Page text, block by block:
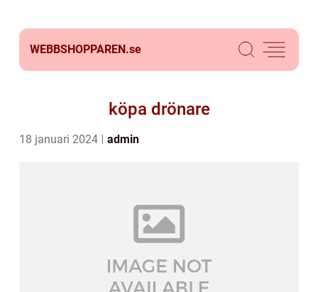
WEBBSHOPPAREN.se
köpa drönare
18 januari 2024 admin